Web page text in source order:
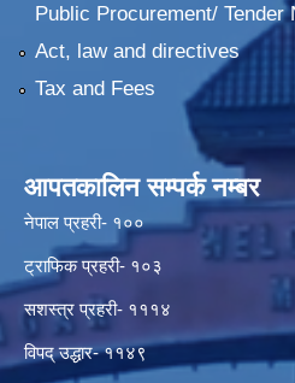
Public Procurement/ Tender
Act, law and directives
Tax and Fees
आपतकालिन सम्पर्क नम्बर
नेपाल प्रहरी- १००
ट्राफिक प्रहरी- १०३
सशस्त्र प्रहरी- १११४
विपद् उद्धार- ११४९